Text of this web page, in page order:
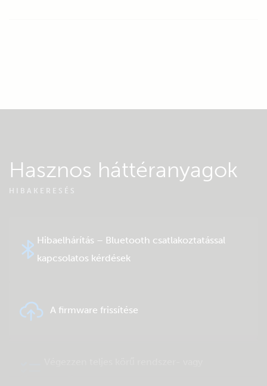
Hasznos háttéranyagok
HIBAKERESÉS
Hibaelhárítás – Bluetooth csatlakoztatással
kapcsolatos kérdések
A firmware frissítése